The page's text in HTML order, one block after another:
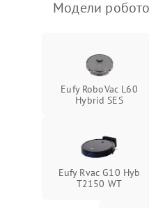
Модели
Eufy RoboVac L60
Hybrid SES
Eufy Rvac G10 Hyb
T2150 WT